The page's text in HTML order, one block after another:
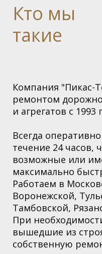
Кто мы
такие
Компания "Пикас-
ремонтом
и агрегатов с 1993
Всегда
течение 24 часов,
возможные или
максимально
Работаем в
Воронежской,
Тамбовской,
При
вышедшие из
собственную